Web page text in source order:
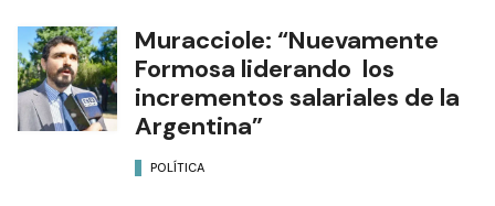
Muracciole: “Nuevamente
Formosa liderando los
incrementos salariales de la
Argentina”
POLÍTICA